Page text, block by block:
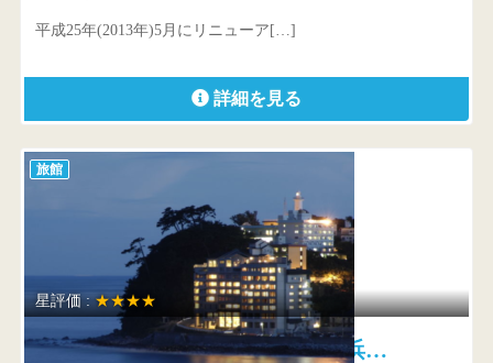
平成25年(2013年)5月にリニューア[…]
詳細を見る
旅館
星評価 :★★★★
食べるお宿 浜の湯 舞台は浜…